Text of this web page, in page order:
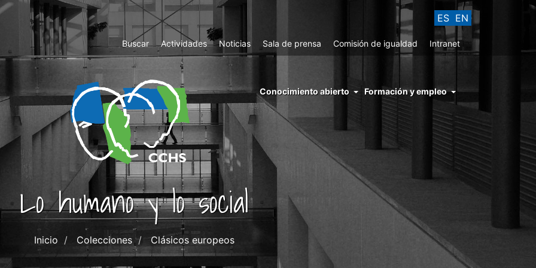
ES EN
Top
Menu
Buscar Actividades Noticias Sala de prensa Comisión de igualdad Intranet
menu
right
cchs
conocimiento
abierto
Conocimiento abierto Formación y empleo
Lo humano y lo social
Inicio Colecciones Clásicos europeos